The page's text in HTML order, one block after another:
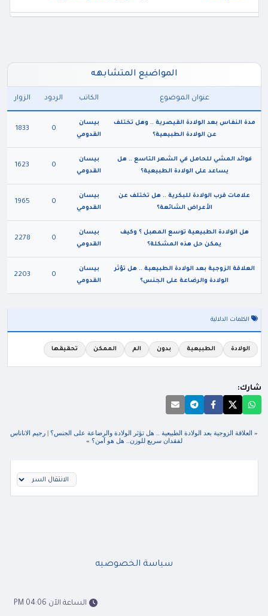
المواضيع المتشابهه
عنوان الموضوع الكاتب الردود الزوار
مدة النفاس بعد الولادة القيصرية .. وهل تختلف
عن الولادة الطبيعية؟
بيسان
القدومي
0
1833
فوائد المشي للحامل في الشهر التاسع .. هل
يساعد على الولادة الطبيعية؟
بيسان
القدومي
0
1623
علامات قرب الولادة للبكرية .. هل تختلف عن
الأعراض الشائعة؟
بيسان
القدومي
0
1965
هل الولادة الطبيعية توسع المهبل ؟ وكيف
يمكن حل هذه المشكلة؟
بيسان
القدومي
0
2278
العلاقة الزوجية بعد الولادة الطبيعية .. هل تؤثر
الولادة والرضاعة على الجنس؟
بيسان
القدومي
0
2203
الكلمات الدلالية
الولادة الطبيعية بدون الم الممكن تحقيقها
شارك:
« العلاقة الزوجية بعد الولادة الطبيعية .. هل تؤثر الولادة والرضاعة على الجنس؟ | رجيم الاناناس
لفقدان سريع للوزن.. هل هو آمن؟ »
سياسة الخصوصيه
الساعة الآن 04:06 PM